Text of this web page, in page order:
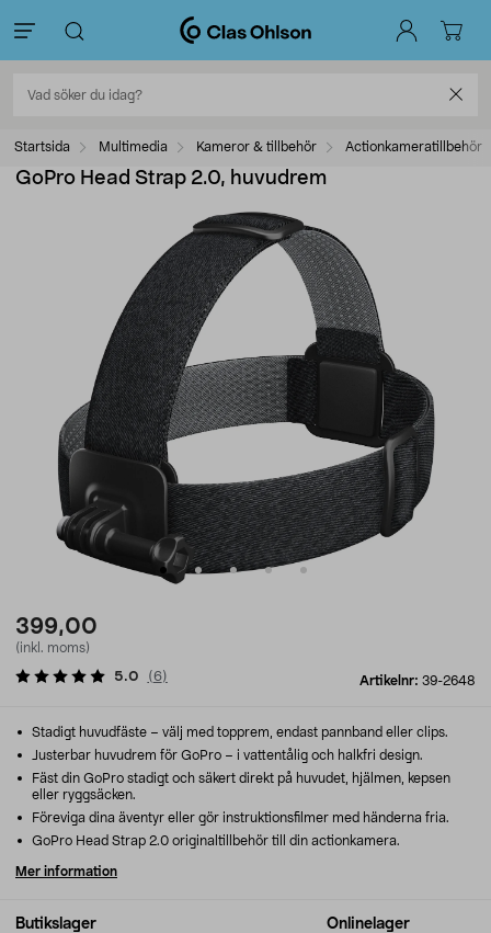
Startsida Multimedia Kameror & tillbehör Actionkameratillbehör
GoPro Head Strap 2.0, huvudrem
399,00
(inkl. moms)
Artikelnr: 39-2648
5.0 (6)
Butikslager Onlinelager
Stadigt huvudfäste – välj med topprem, endast pannband eller clips.
Justerbar huvudrem för GoPro – i vattentålig och halkfri design.
Fäst din GoPro stadigt och säkert direkt på huvudet, hjälmen, kepsen
eller ryggsäcken.
Föreviga dina äventyr eller gör instruktionsfilmer med händerna fria.
GoPro Head Strap 2.0 originaltillbehör till din actionkamera.
Mer information